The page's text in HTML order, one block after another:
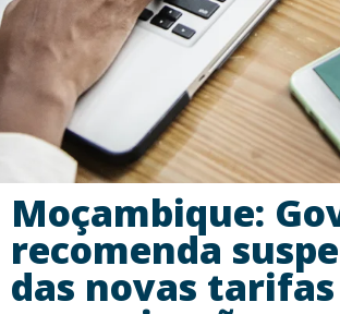
Moçambique:
recomenda
das novas tarifas